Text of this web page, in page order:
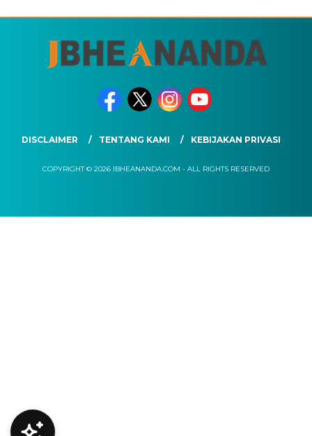
DISCLAIMER TENTANG KAMI KEBIJAKAN PRIVASI
COPYRIGHT © 2026 IBHEANANDA.COM - ALL RIGHTS RESERVED